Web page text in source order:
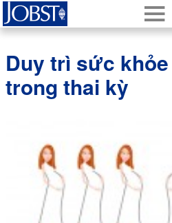
h
Duy trì sức
trong thai kỳ